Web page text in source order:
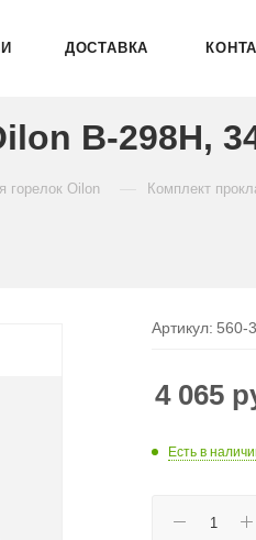
ДОСТАВКА
B-298H,
горелок Oilon Комплект
Артикул: 560-
4 065
Есть в